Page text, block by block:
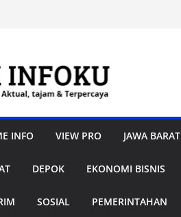
INFO VIEW PRO JAWA BARAT
DEPOK EKONOMI BISNIS
SOSIAL PEMERINTAHAN